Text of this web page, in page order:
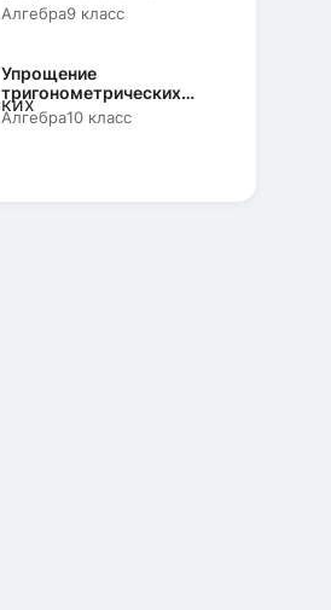
Алгебра9 класс
Упрощение
тригонометрических
выражений
Алгебра10 класс